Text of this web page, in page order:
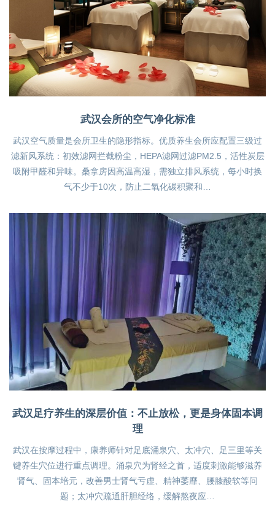
武汉会所的空气净化标准
武汉空气质量是会所卫生的隐形指标。优质养生会所应配置三级过
滤新风系统：初效滤网拦截粉尘，HEPA滤网过滤PM2.5，活性炭层
吸附甲醛和异味。桑拿房因高温高湿，需独立排风系统，每小时换
气不少于10次，防止二氧化碳积聚和…
武汉足疗养生的深层价值：不止放松，更是身体固本调
理
武汉在按摩过程中，康养师针对足底涌泉穴、太冲穴、足三里等关
键养生穴位进行重点调理。涌泉穴为肾经之首，适度刺激能够滋养
肾气、固本培元，改善男士肾气亏虚、精神萎靡、腰膝酸软等问
题；太冲穴疏通肝胆经络，缓解熬夜应…